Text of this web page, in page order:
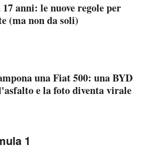
anni: le nuove regole per
(ma non da soli)
una Fiat 500: una BYD
e la foto diventa virale
1